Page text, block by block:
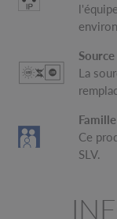
La
Ce
SLV.